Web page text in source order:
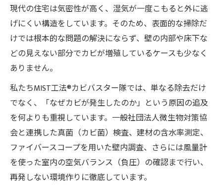
現代の住宅は気密性が高く、湿気が一度こもると外に逃
げにくい構造をしています。そのため、表面的な掃除だ
けでは根本的な問題の解決にならず、壁の内部や床下な
どの見えない部分でカビが増殖しているケースも少なく
ありません。
私たちMIST工法®カビバスター隊では、単なる除去だけ
でなく、「なぜカビが発生したのか」という原因の追及
を何よりも重視しています。一般社団法人微生物対策協
会と連携した真菌（カビ菌）検査、建材の含水率測定、
ファイバースコープを用いた壁内調査、さらには風量計
を使った室内の空気バランス（負圧）の確認まで行い、
再発しない環境作りに徹底しています。